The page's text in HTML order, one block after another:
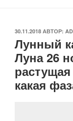
ОПУБЛИКОВАНО
30.11.2018 АВТОР:
Лунный
Луна 26
какая